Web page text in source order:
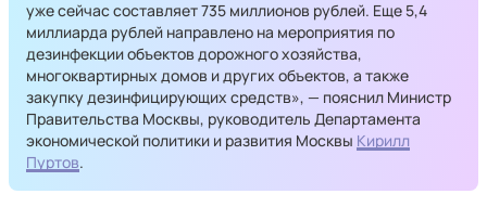
уже сейчас составляет 735 миллионов рублей. Еще 5,4
миллиарда рублей направлено на мероприятия по
дезинфекции объектов дорожного хозяйства,
многоквартирных домов и других объектов, а также
закупку дезинфицирующих средств», — пояснил Министр
Правительства Москвы, руководитель Департамента
экономической политики и развития Москвы Кирилл
Пуртов.